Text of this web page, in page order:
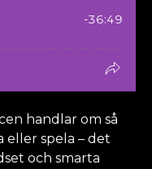
handlar om så
eller spela – det
och smarta